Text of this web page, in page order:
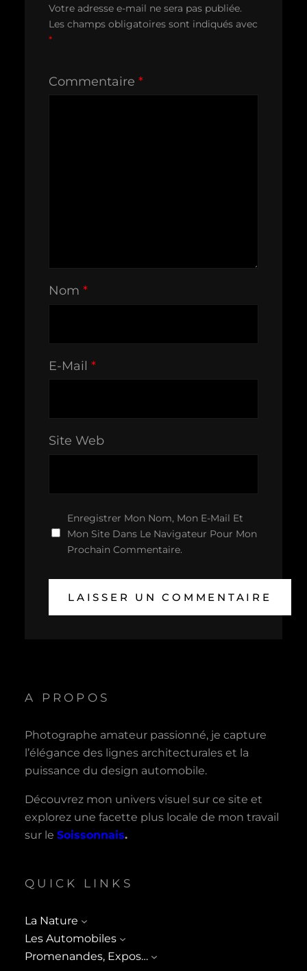
Votre adresse e-mail ne sera pas publiée.
Les champs obligatoires sont indiqués avec
*
Commentaire *
Nom *
E-Mail *
Site Web
Enregistrer Mon Nom, Mon E-Mail Et
Mon Site Dans Le Navigateur Pour Mon
Prochain Commentaire.
A PROPOS
Photographe amateur passionné, je capture
l’élégance des lignes architecturales et la
puissance du design automobile.
Découvrez mon univers visuel sur ce site et
explorez une facette plus locale de mon travail
sur le Soissonnais.
QUICK LINKS
La Nature
Les Automobiles
Promenandes, Expos…